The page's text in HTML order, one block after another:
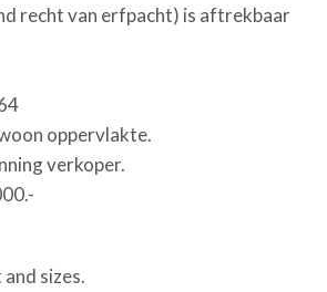
recht van erfpacht) is aftrekbaar
oppervlakte.
verkoper.
sizes.